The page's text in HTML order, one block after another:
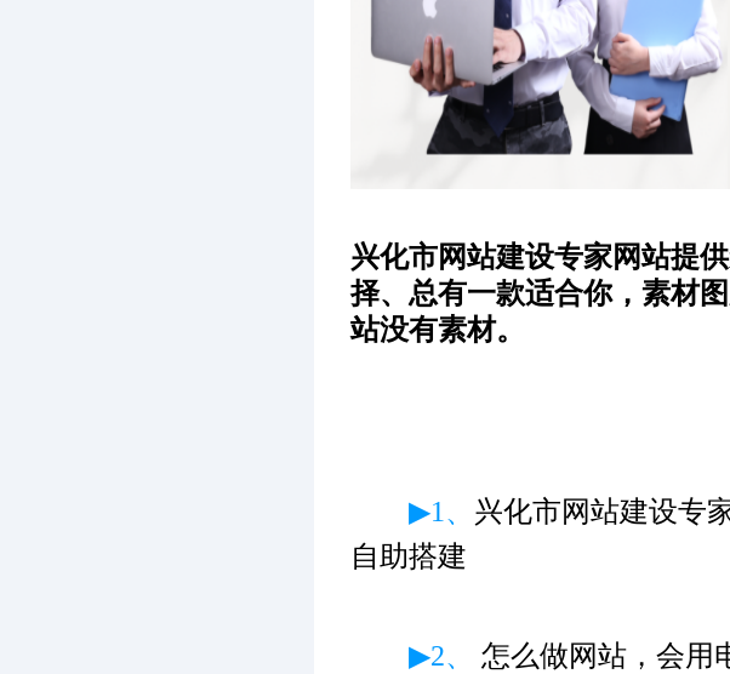
兴化市网站建设专家网站提
择、总有一款适合你，素材
站没有素材。
▶1、 兴化市网站建设专
自助搭建
▶2、 怎么做网站，会用